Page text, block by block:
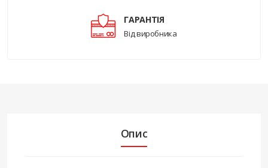
ГАРАНТІЯ
Від виробника
Опис